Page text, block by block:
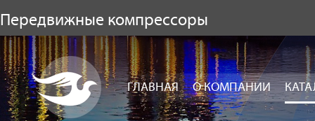
Передвижные компрессоры
ГЛАВНАЯ О КОМПАНИИ